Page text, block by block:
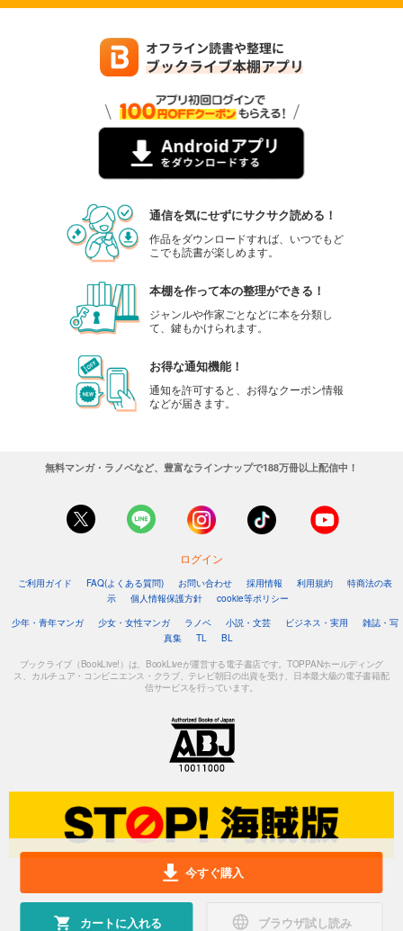
今すぐ購入
カートに入れる ブラウザ試し読み
通信を気にせずにサクサク読める！
作品をダウンロードすれば、いつでもど
こでも読書が楽しめます。
本棚を作って本の整理ができる！
ジャンルや作家ごとなどに本を分類し
て、鍵もかけられます。
お得な通知機能！
通知を許可すると、お得なクーポン情報
などが届きます。
無料マンガ・ラノベなど、豊富なラインナップで188万冊以上配信中！
ログイン
ご利用ガイド FAQ(よくある質問) お問い合わせ 採用情報 利用規約
特商法の表
示
個人情報保護方針
cookie等ポリシー
少年・青年マンガ
少女・女性マンガ ラノベ 小説・文芸 ビジネス・実用
雑誌・写
真集
TL BL
ブックライブ（BookLive!）は、BookLiveが運営する電子書店です。TOPPANホールディング
ス、カルチュア・コンビニエンス・クラブ、テレビ朝日の出資を受け、日本最大級の電子書籍配
信サービスを行っています。